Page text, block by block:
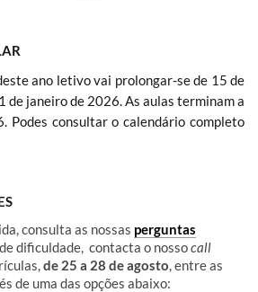
ano letivo vai prolongar-se de 15 de
de janeiro de 2026. As aulas terminam a
Podes consultar o calendário completo
consulta as nossas perguntas
dificuldade, contacta o nossocall
de 25 a 28 de agosto, entre as
de uma das opções abaixo: